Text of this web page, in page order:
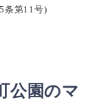
条第11号)
公園のマ